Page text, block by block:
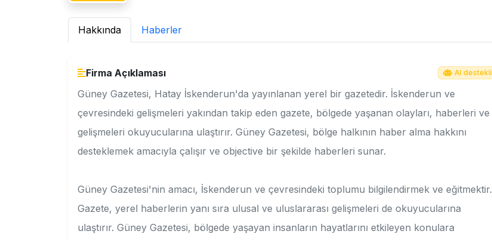
Hakkında Haberler
Firma Açıklaması AI destekli
Güney Gazetesi, Hatay İskenderun'da yayınlanan yerel bir gazetedir. İskenderun ve
çevresindeki gelişmeleri yakından takip eden gazete, bölgede yaşanan olayları, haberleri ve
gelişmeleri okuyucularına ulaştırır. Güney Gazetesi, bölge halkının haber alma hakkını
desteklemek amacıyla çalışır ve objective bir şekilde haberleri sunar.
Güney Gazetesi'nin amacı, İskenderun ve çevresindeki toplumu bilgilendirmek ve eğitmektir.
Gazete, yerel haberlerin yanı sıra ulusal ve uluslararası gelişmeleri de okuyucularına
ulaştırır. Güney Gazetesi, bölgede yaşayan insanların hayatlarını etkileyen konulara